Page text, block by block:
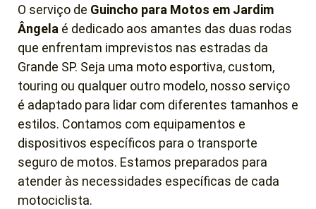
O serviço de Guincho para Motos em Jardim
Ângela é dedicado aos amantes das duas rodas
que enfrentam imprevistos nas estradas da
Grande SP. Seja uma moto esportiva, custom,
touring ou qualquer outro modelo, nosso serviço
é adaptado para lidar com diferentes tamanhos e
estilos. Contamos com equipamentos e
dispositivos específicos para o transporte
seguro de motos. Estamos preparados para
atender às necessidades específicas de cada
motociclista.